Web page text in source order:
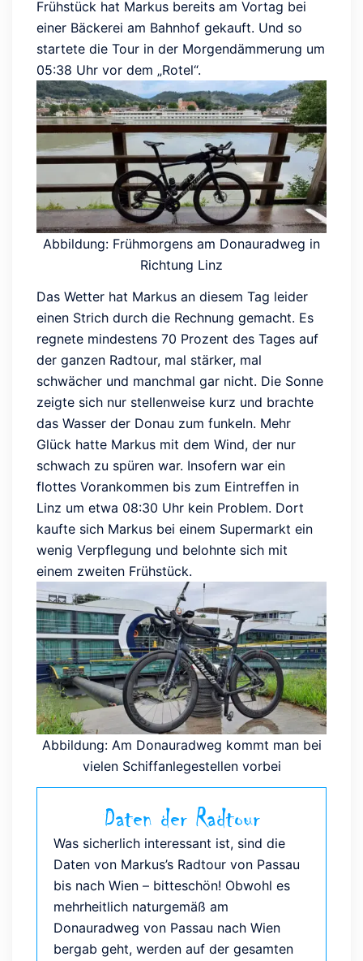
Frühstück hat Markus bereits am Vortag bei
einer Bäckerei am Bahnhof gekauft. Und so
startete die Tour in der Morgendämmerung um
05:38 Uhr vor dem „Rotel“.
Abbildung: Frühmorgens am Donauradweg in
Richtung Linz
Das Wetter hat Markus an diesem Tag leider
einen Strich durch die Rechnung gemacht. Es
regnete mindestens 70 Prozent des Tages auf
der ganzen Radtour, mal stärker, mal
schwächer und manchmal gar nicht. Die Sonne
zeigte sich nur stellenweise kurz und brachte
das Wasser der Donau zum funkeln. Mehr
Glück hatte Markus mit dem Wind, der nur
schwach zu spüren war. Insofern war ein
flottes Vorankommen bis zum Eintreffen in
Linz um etwa 08:30 Uhr kein Problem. Dort
kaufte sich Markus bei einem Supermarkt ein
wenig Verpflegung und belohnte sich mit
einem zweiten Frühstück.
Abbildung: Am Donauradweg kommt man bei
vielen Schiffanlegestellen vorbei
Daten der Radtour
Was sicherlich interessant ist, sind die
Daten von Markus’s Radtour von Passau
bis nach Wien – bitteschön! Obwohl es
mehrheitlich naturgemäß am
Donauradweg von Passau nach Wien
bergab geht, werden auf der gesamten